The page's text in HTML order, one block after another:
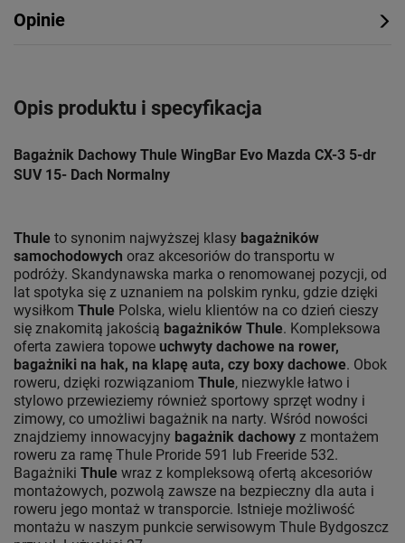
Opinie
Opis produktu i specyfikacja
Bagażnik Dachowy Thule WingBar Evo Mazda CX-3 5-dr
SUV 15- Dach Normalny
Thule to synonim najwyższej klasy bagażników
samochodowych oraz akcesoriów do transportu w
podróży. Skandynawska marka o renomowanej pozycji, od
lat spotyka się z uznaniem na polskim rynku, gdzie dzięki
wysiłkom Thule Polska, wielu klientów na co dzień cieszy
się znakomitą jakością bagażników Thule. Kompleksowa
oferta zawiera topowe uchwyty dachowe na rower,
bagażniki na hak, na klapę auta, czy boxy dachowe. Obok
roweru, dzięki rozwiązaniom Thule, niezwykle łatwo i
stylowo przewieziemy również sportowy sprzęt wodny i
zimowy, co umożliwi bagażnik na narty. Wśród nowości
znajdziemy innowacyjny bagażnik dachowy z montażem
roweru za ramę Thule Proride 591 lub Freeride 532.
Bagażniki Thule wraz z kompleksową ofertą akcesoriów
montażowych, pozwolą zawsze na bezpieczny dla auta i
roweru jego montaż w transporcie. Istnieje możliwość
montażu w naszym punkcie serwisowym Thule Bydgoszcz